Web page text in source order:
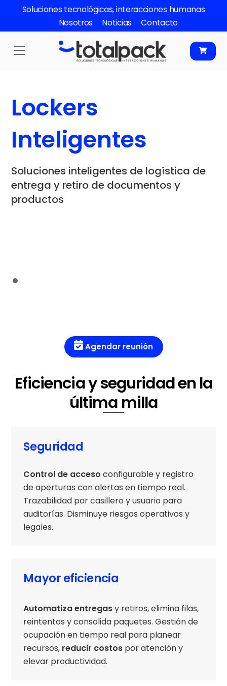
content
Soluciones tecnológicas, interacciones humanas
Nosotros
Noticias Contacto
Menu
Lockers
Inteligentes
Soluciones inteligentes de logística de
entrega y retiro de documentos y
productos
Agendar reunión
Eficiencia y seguridad en la
última milla
Seguridad
Control de acceso configurable y registro
de aperturas con alertas en tiempo real.
Trazabilidad por casillero y usuario para
auditorías. Disminuye riesgos operativos y
legales.
Mayor eficiencia
Automatiza entregasy retiros, elimina filas,
reintentos y consolida paquetes. Gestión de
ocupación en tiempo real para planear
recursos, reducir costos por atención y
elevar productividad.